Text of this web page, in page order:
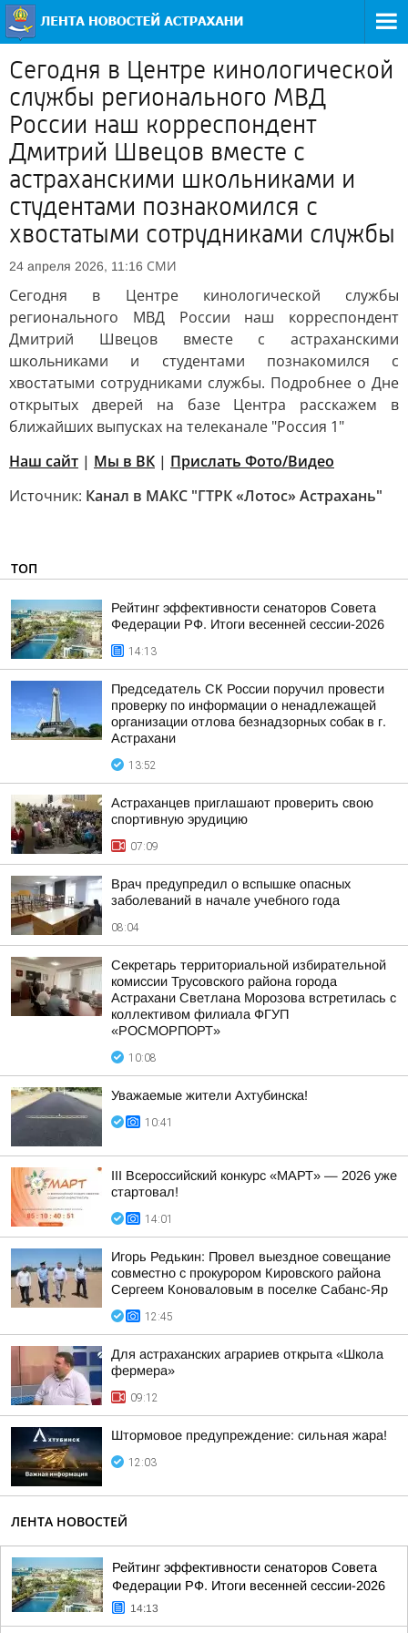
Сегодня в Центре кинологической
службы регионального МВД
России наш корреспондент
Дмитрий Швецов вместе с
астраханскими школьниками и
студентами познакомился с
хвостатыми сотрудниками службы
24 апреля 2026, 11:16 СМИ
Сегодня в Центре кинологической службы
регионального МВД России наш корреспондент
Дмитрий Швецов вместе с астраханскими
школьниками и студентами познакомился с
хвостатыми сотрудниками службы. Подробнее о Дне
открытых дверей на базе Центра расскажем в
ближайших выпусках на телеканале "Россия 1"
Наш сайт | Мы в ВК | Прислать Фото/Видео
Источник: Канал в МАКС "ГТРК «Лотос» Астрахань"
ТОП
Рейтинг эффективности сенаторов Совета
Федерации РФ. Итоги весенней сессии-2026
14:13
Председатель СК России поручил провести
проверку по информации о ненадлежащей
организации отлова безнадзорных собак в г.
Астрахани
13:52
Астраханцев приглашают проверить свою
спортивную эрудицию
07:09
Врач предупредил о вспышке опасных
заболеваний в начале учебного года
08:04
Секретарь территориальной избирательной
комиссии Трусовского района города
Астрахани Светлана Морозова встретилась с
коллективом филиала ФГУП
«РОСМОРПОРТ»
10:08
Уважаемые жители Ахтубинска!
10:41
III Всероссийский конкурс «МАРТ» — 2026 уже
стартовал!
14:01
Игорь Редькин: Провел выездное совещание
совместно с прокурором Кировского района
Сергеем Коноваловым в поселке Сабанс-Яр
12:45
Для астраханских аграриев открыта «Школа
фермера»
09:12
Штормовое предупреждение: сильная жара!
12:03
ЛЕНТА НОВОСТЕЙ
Рейтинг эффективности сенаторов Совета
Федерации РФ. Итоги весенней сессии-2026
14:13